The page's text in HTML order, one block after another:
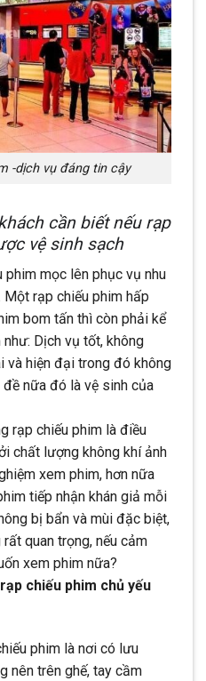
-dịch vụ đáng tin cậy
cần biết nếu rạp
vệ sinh sạch
phim mọc lên phục vụ nhu
rạp chiếu phim hấp
bom tấn thì còn phải kể
Dịch vụ tốt, không
và hiện đại trong đó không
nữa đó là vệ sinh của
rạp chiếu phim là điều
chất lượng không khí ảnh
xem phim, hơn nữa
tiếp nhận khán giả mỗi
bị bẩn và mùi đặc biệt,
quan trọng, nếu cảm
xem phim nữa?
chiếu phim chủ yếu
phim là nơi có lưu
nên trên ghế, tay cầm